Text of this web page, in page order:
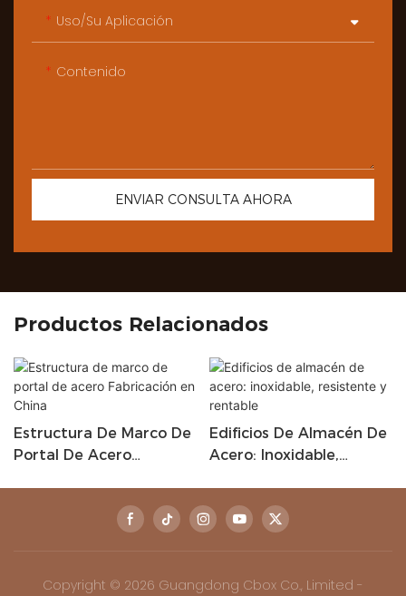
Uso/Su Aplicación
Contenido
ENVIAR CONSULTA AHORA
Productos Relacionados
Estructura De Marco De
Portal De Acero
Edificios De Almacén De
Acero: Inoxidable,
Copyright © 2026 Guangdong Cbox Co., Limited -